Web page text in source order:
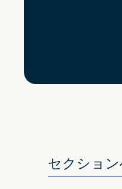
セクショ